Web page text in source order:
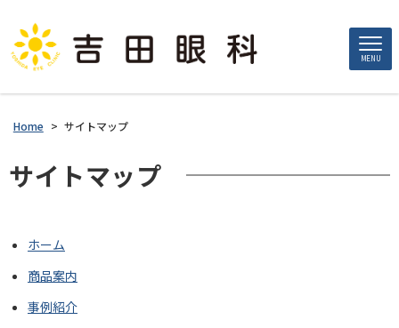
MENU
Home > サイトマップ
サイトマップ
ホーム
商品案内
事例紹介